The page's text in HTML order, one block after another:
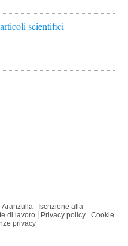
scientifici
Aranzulla
Iscrizione alla
di lavoro Privacy policy
Cookie
privacy